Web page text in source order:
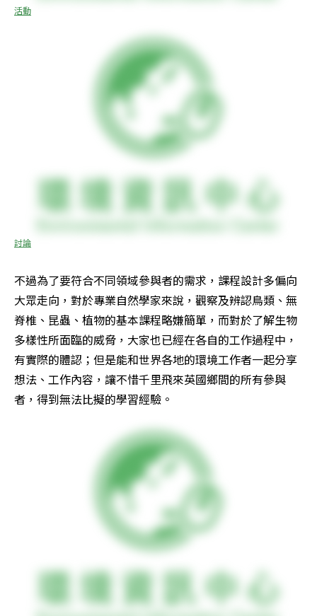
活動
討論
不過為了要符合不同領域參與者的需求，課程設計多偏向
大眾走向，對於專業自然學家來說，觀察及辨認鳥類、無
脊椎、昆蟲、植物的基本課程略嫌簡單，而對於了解生物
多樣性所面臨的威脅，大家也已經在各自的工作過程中，
有實際的體認；但是能和世界各地的環境工作者一起分享
想法、工作內容，讓不惜千里飛來英國鄉間的所有參與
者，得到無法比擬的學習經驗。